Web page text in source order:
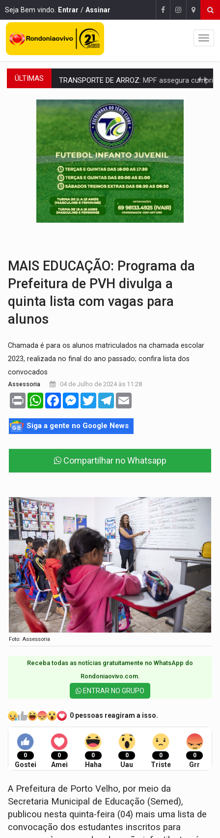
Seja Bem vindo. Entrar / Assinar
ÚLTIMAS TRANSPORTE DE ARROZ: MPF assegura cumprimento da legislação sobre transporte
DEEPFAKE:Sancionada lei contra violência sexual infantil na
COLEGIADO:Brasil e Rússia discutem energia nuclear, defesa e
URGENTE:Colisão entre caminhão e carro deixa quatro mortos e um em
ENCONTRO:Amazônia Negra ganha projeção nacional com participação de
PREVISÃO:Porto Velho tem chances de chuvas isoladas nesta
SINDICATOS UNIDOS:Assembleia Geral delibera greve da educação
PROCESSO SELETIVO:Rondoniaovivo abre oficina de Comunicação com
Sobe para cinco o número de mortos em colisão entre carreta e
MAIS EDUCAÇÃO: Programa da
Prefeitura de PVH divulga a
quinta lista com vagas para
alunos
Chamada é para os alunos matriculados na chamada escolar
2023, realizada no final do ano passado; confira lista dos
convocados
Assessoria 04 de Julho de 2024 às 11:28
Print WhatsAppFacebookMessenger
TwitterTelegram
Siga a gente no Google News
Compartilhar no Whatsapp
Foto: Assessoria
Receba todas as notícias gratuitamente no WhatsApp do
Rondoniaovivo.com.​
ENTRAR NO GRUPO
0 pessoas reagiram a isso.
0
Gostei
0
Amei
0
Haha
0
Uau
0
Triste
0
Grr
A Prefeitura de Porto Velho, por meio da
Secretaria Municipal de Educação (Semed),
publicou nesta quinta-feira (04) mais uma lista de
convocação dos estudantes inscritos para